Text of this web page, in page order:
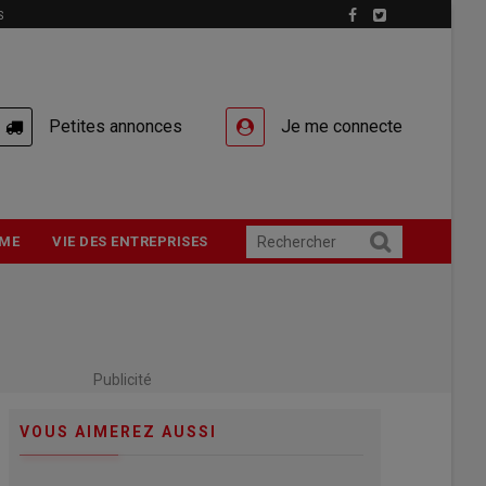
Petites annonces Je me connecte
VIE DES ENTREPRISES
Publicité
VOUS AIMEREZ AUSSI